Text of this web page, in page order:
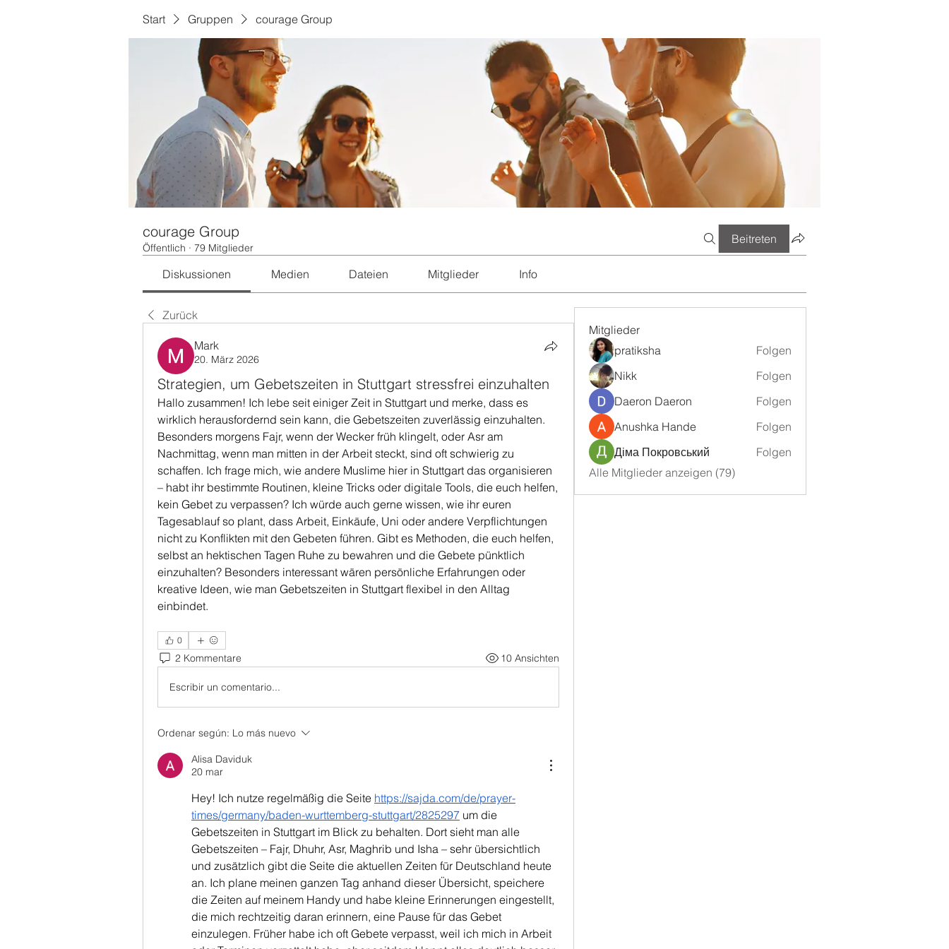
Start Gruppen courage Group
courage Group
Öffentlich · 79 Mitglieder
Beitreten
Diskussionen Medien Dateien Mitglieder Info
Zurück
Mark
20. März 2026
Strategien, um Gebetszeiten in Stuttgart stressfrei einzuhalten
Hallo zusammen! Ich lebe seit einiger Zeit in Stuttgart und merke, dass es
wirklich herausfordernd sein kann, die Gebetszeiten zuverlässig einzuhalten.
Besonders morgens Fajr, wenn der Wecker früh klingelt, oder Asr am
Nachmittag, wenn man mitten in der Arbeit steckt, sind oft schwierig zu
schaffen. Ich frage mich, wie andere Muslime hier in Stuttgart das organisieren
– habt ihr bestimmte Routinen, kleine Tricks oder digitale Tools, die euch helfen,
kein Gebet zu verpassen? Ich würde auch gerne wissen, wie ihr euren
Tagesablauf so plant, dass Arbeit, Einkäufe, Uni oder andere Verpflichtungen
nicht zu Konflikten mit den Gebeten führen. Gibt es Methoden, die euch helfen,
selbst an hektischen Tagen Ruhe zu bewahren und die Gebete pünktlich
einzuhalten? Besonders interessant wären persönliche Erfahrungen oder
kreative Ideen, wie man Gebetszeiten in Stuttgart flexibel in den Alltag
einbindet.
0
2 Kommentare 10 Ansichten
Escribir un comentario...
Ordenar según: Lo más nuevo
Alisa Daviduk
20 mar
Hey! Ich nutze regelmäßig die Seite https://sajda.com/de/prayer-
times/germany/baden-wurttemberg-stuttgart/2825297 um die
Gebetszeiten in Stuttgart im Blick zu behalten. Dort sieht man alle
Gebetszeiten – Fajr, Dhuhr, Asr, Maghrib und Isha – sehr übersichtlich
und zusätzlich gibt die Seite die aktuellen Zeiten für Deutschland heute
an. Ich plane meinen ganzen Tag anhand dieser Übersicht, speichere
die Zeiten auf meinem Handy und habe kleine Erinnerungen eingestellt,
die mich rechtzeitig daran erinnern, eine Pause für das Gebet
einzulegen. Früher habe ich oft Gebete verpasst, weil ich mich in Arbeit
Mitglieder
pratiksha
Folgen
Nikk
Folgen
Daeron Daeron
Folgen
Anushka Hande
Folgen
Діма Покровський
Folgen
Alle Mitglieder anzeigen (79)